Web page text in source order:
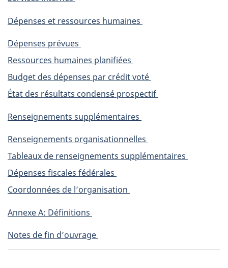
Dépenses et ressources humaines
Dépenses prévues
Ressources humaines planifiées
Budget des dépenses par crédit voté
État des résultats condensé prospectif
Renseignements supplémentaires
Renseignements organisationnelles
Tableaux de renseignements supplémentaires
Dépenses fiscales fédérales
Coordonnées de l’organisation
Annexe A: Définitions
Notes de fin d’ouvrage